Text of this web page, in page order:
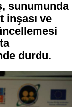
sunumunda
inşası ve
durdu.